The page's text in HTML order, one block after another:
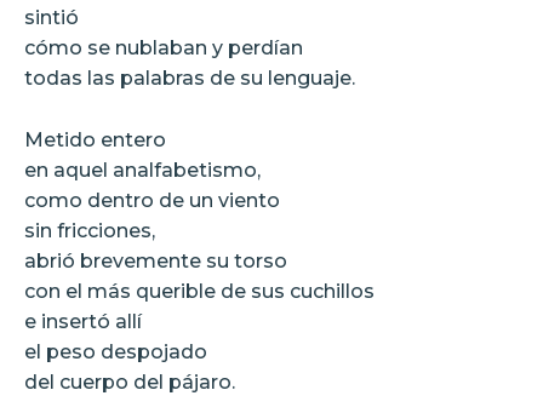
sintió
cómo se nublaban y perdían
todas las palabras de su lenguaje.
Metido entero
en aquel analfabetismo,
como dentro de un viento
sin fricciones,
abrió brevemente su torso
con el más querible de sus cuchillos
e insertó allí
el peso despojado
del cuerpo del pájaro.